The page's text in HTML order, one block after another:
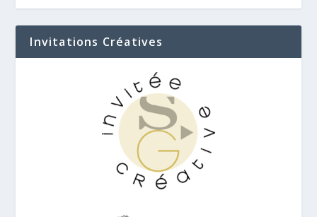
Invitations Créatives